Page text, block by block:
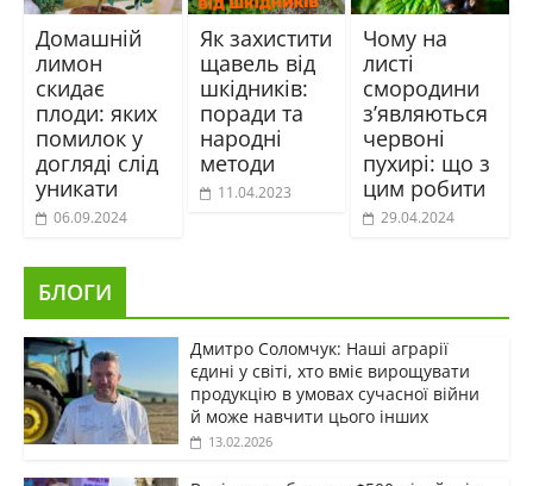
Домашній
лимон
скидає
плоди: яких
помилок у
догляді слід
уникати
06.09.2024
Як захистити
щавель від
шкідників:
поради та
народні
методи
11.04.2023
Чому на
листі
смородини
з’являються
червоні
пухирі: що з
цим робити
29.04.2024
БЛОГИ
Дмитро Соломчук: Наші аграрії
єдині у світі, хто вміє вирощувати
продукцію в умовах сучасної війни
й може навчити цього інших
13.02.2026